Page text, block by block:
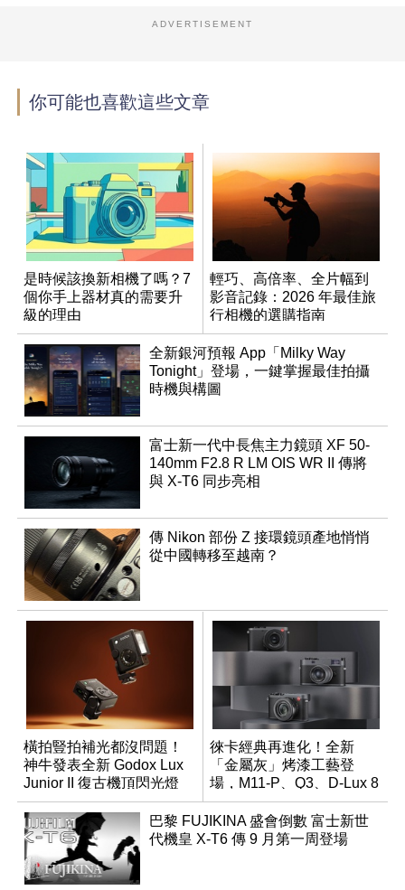
ADVERTISEMENT
你可能也喜歡這些文章
是時候該換新相機了嗎？7
個你手上器材真的需要升
級的理由
輕巧、高倍率、全片幅到
影音記錄：2026 年最佳旅
行相機的選購指南
全新銀河預報 App「Milky Way
Tonight」登場，一鍵掌握最佳拍攝
時機與構圖
富士新一代中長焦主力鏡頭 XF 50-
140mm F2.8 R LM OIS WR II 傳將
與 X-T6 同步亮相
傳 Nikon 部份 Z 接環鏡頭產地悄悄
從中國轉移至越南？
橫拍豎拍補光都沒問題！
神牛發表全新 Godox Lux
Junior II 復古機頂閃光燈
徠卡經典再進化！全新
「金屬灰」烤漆工藝登
場，M11-P、Q3、D-Lux 8
領銜換裝
巴黎 FUJIKINA 盛會倒數 富士新世
代機皇 X-T6 傳 9 月第一周登場